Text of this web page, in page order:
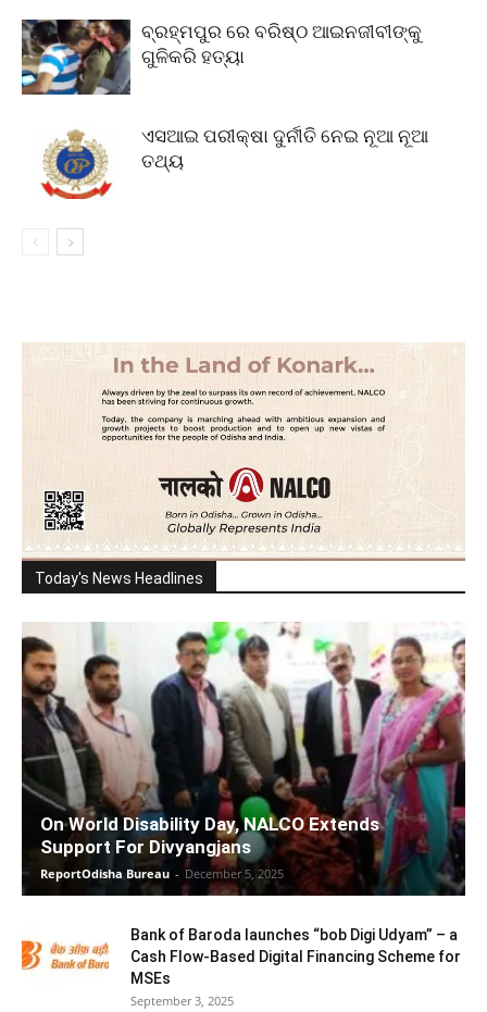
ବ୍ରହ୍ମପୁର ରେ ବରିଷ୍ଠ ଆଇନଜୀବୀଙ୍କୁ
ଗୁଳିକରି ହତ୍ୟା
ଏସଆଇ ପରୀକ୍ଷା ଦୁର୍ନୀତି ନେଇ ନୂଆ ନୂଆ
ତଥ୍ୟ
Today's News Headlines
On World Disability Day, NALCO Extends
Support For Divyangjans
ReportOdisha Bureau - December 5, 2025
Bank of Baroda launches “bob Digi Udyam” – a
Cash Flow-Based Digital Financing Scheme for
MSEs
September 3, 2025